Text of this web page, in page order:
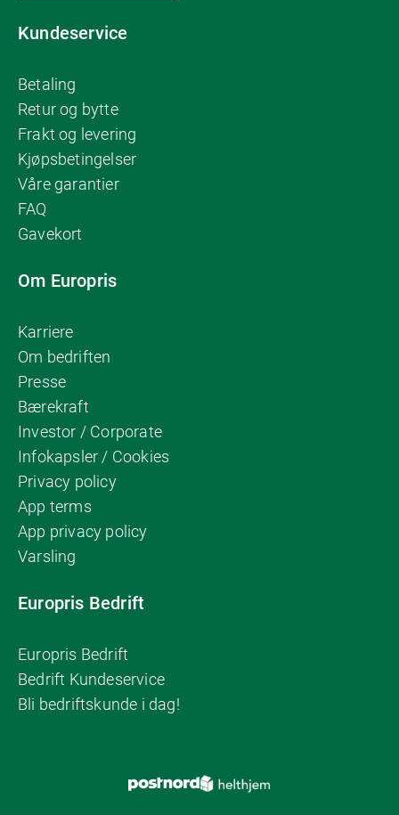
Kundeservice
Betaling
Retur og bytte
Frakt og levering
Kjøpsbetingelser
Våre garantier
FAQ
Gavekort
Om Europris
Karriere
Om bedriften
Presse
Bærekraft
Investor / Corporate
Infokapsler / Cookies
Privacy policy
App terms
App privacy policy
Varsling
Europris Bedrift
Europris Bedrift
Bedrift Kundeservice
Bli bedriftskunde i dag!